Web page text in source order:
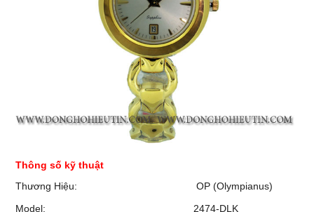
Thông số kỹ thuật
Thương Hiệu:
OP (Olympianus)
Model:
2474-DLK